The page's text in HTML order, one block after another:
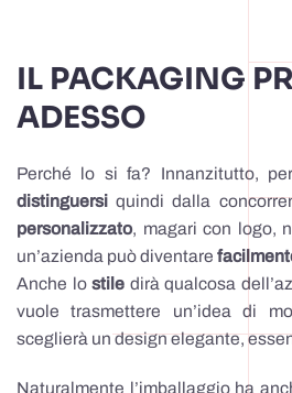
IL PACKAGING
ADESSO
Perché lo si fa? Innanzitutto,
distinguersi quindi dalla
personalizzato, magari con logo,
un’azienda può diventare
Anche lo stile dirà qualcosa
vuole trasmettere un’idea di
sceglierà un design elegante,
Naturalmente l’imballaggio ha